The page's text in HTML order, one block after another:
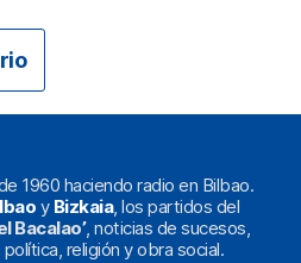
1960 haciendo radio en Bilbao.
y Bizkaia, los partidos del
Bacalao’, noticias de sucesos,
religión y obra social.